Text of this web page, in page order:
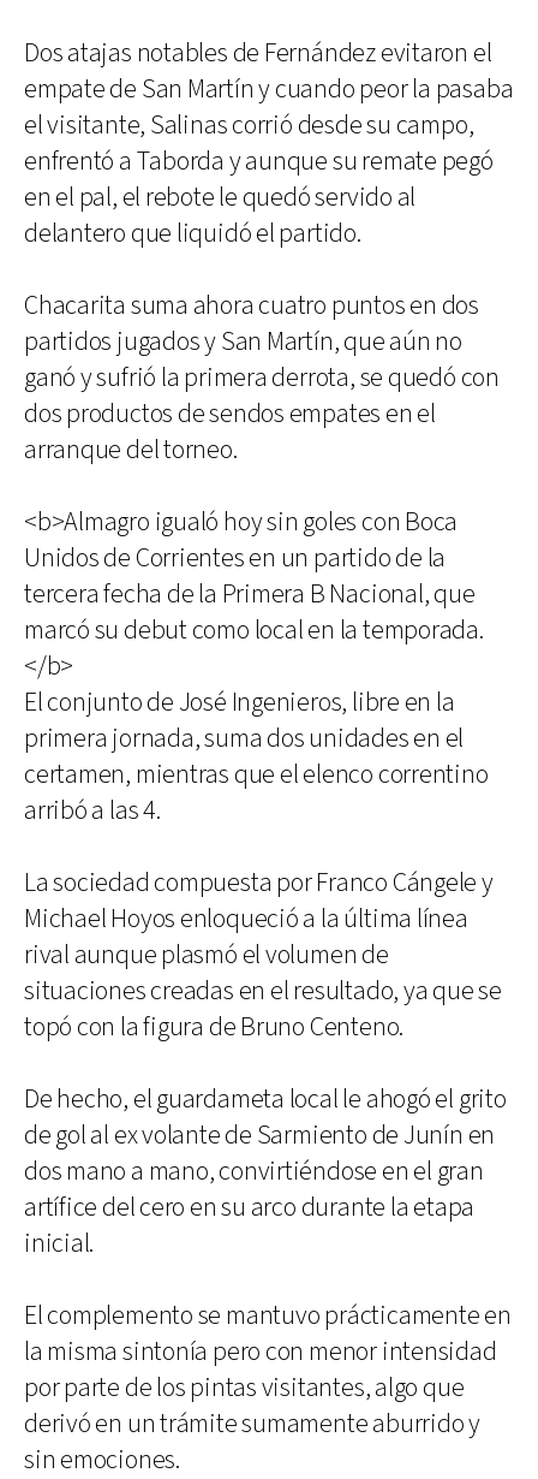
Dos atajas notables de Fernández evitaron el
empate de San Martín y cuando peor la pasaba
el visitante, Salinas corrió desde su campo,
enfrentó a Taborda y aunque su remate pegó
en el pal, el rebote le quedó servido al
delantero que liquidó el partido.
Chacarita suma ahora cuatro puntos en dos
partidos jugados y San Martín, que aún no
ganó y sufrió la primera derrota, se quedó con
dos productos de sendos empates en el
arranque del torneo.
<b>Almagro igualó hoy sin goles con Boca
Unidos de Corrientes en un partido de la
tercera fecha de la Primera B Nacional, que
marcó su debut como local en la temporada.
</b>
El conjunto de José Ingenieros, libre en la
primera jornada, suma dos unidades en el
certamen, mientras que el elenco correntino
arribó a las 4.
La sociedad compuesta por Franco Cángele y
Michael Hoyos enloqueció a la última línea
rival aunque plasmó el volumen de
situaciones creadas en el resultado, ya que se
topó con la figura de Bruno Centeno.
De hecho, el guardameta local le ahogó el grito
de gol al ex volante de Sarmiento de Junín en
dos mano a mano, convirtiéndose en el gran
artífice del cero en su arco durante la etapa
inicial.
El complemento se mantuvo prácticamente en
la misma sintonía pero con menor intensidad
por parte de los pintas visitantes, algo que
derivó en un trámite sumamente aburrido y
sin emociones.